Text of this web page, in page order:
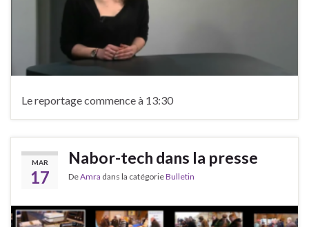
Le reportage commence à 13:30
MAR
17
Nabor-tech dans la presse
DeAmra dans la catégorieBulletin